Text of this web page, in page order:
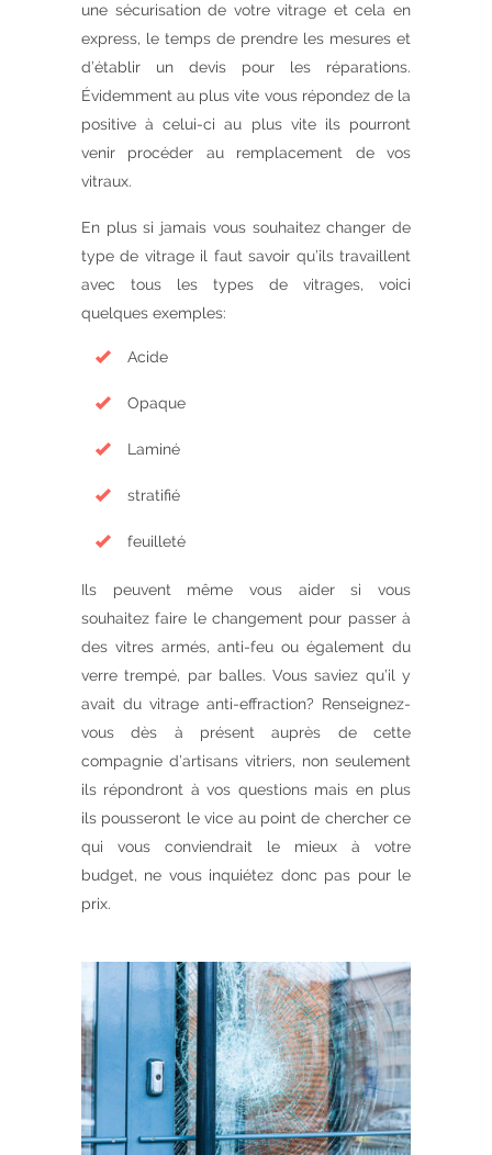
une sécurisation de votre vitrage et cela en
express, le temps de prendre les mesures et
d’établir un devis pour les réparations.
Évidemment au plus vite vous répondez de la
positive à celui-ci au plus vite ils pourront
venir procéder au remplacement de vos
vitraux.
En plus si jamais vous souhaitez changer de
type de vitrage il faut savoir qu’ils travaillent
avec tous les types de vitrages, voici
quelques exemples:
Acide
Opaque
Laminé
stratifié
feuilleté
Ils peuvent même vous aider si vous
souhaitez faire le changement pour passer à
des vitres armés, anti-feu ou également du
verre trempé, par balles. Vous saviez qu’il y
avait du vitrage anti-effraction? Renseignez-
vous dès à présent auprès de cette
compagnie d’artisans vitriers, non seulement
ils répondront à vos questions mais en plus
ils pousseront le vice au point de chercher ce
qui vous conviendrait le mieux à votre
budget, ne vous inquiétez donc pas pour le
prix.